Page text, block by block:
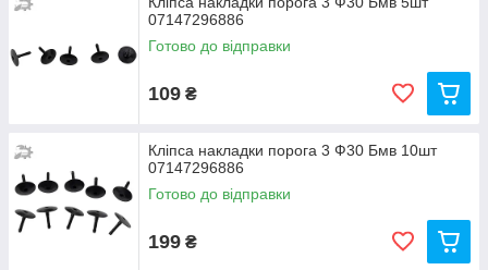
07147296886
Готово до відправки
109 ₴
Кліпса накладки порога 3 Ф30 Бмв 10шт
07147296886
Готово до відправки
199 ₴